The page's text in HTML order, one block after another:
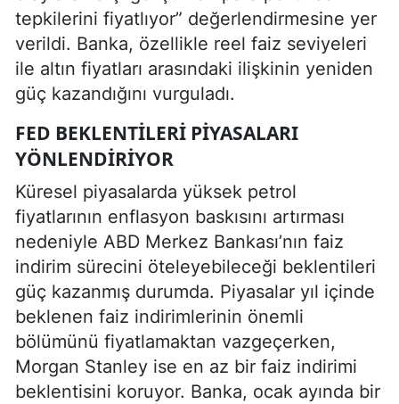
tepkilerini fiyatlıyor” değerlendirmesine yer
verildi. Banka, özellikle reel faiz seviyeleri
ile altın fiyatları arasındaki ilişkinin yeniden
güç kazandığını vurguladı.
FED BEKLENTILERI PIYASALARI
YÖNLENDIRIYOR
Küresel piyasalarda yüksek petrol
fiyatlarının enflasyon baskısını artırması
nedeniyle ABD Merkez Bankası’nın faiz
indirim sürecini öteleyebileceği beklentileri
güç kazanmış durumda. Piyasalar yıl içinde
beklenen faiz indirimlerinin önemli
bölümünü fiyatlamaktan vazgeçerken,
Morgan Stanley ise en az bir faiz indirimi
beklentisini koruyor. Banka, ocak ayında bir